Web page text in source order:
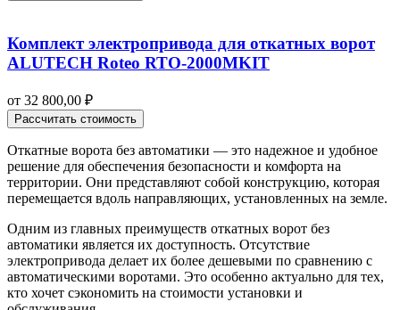
Комплект электропривода для откатных ворот
ALUTECH Roteo RTO-2000MKIT
от 32 800,00 ₽
Рассчитать стоимость
Откатные ворота без автоматики — это надежное и удобное
решение для обеспечения безопасности и комфорта на
территории. Они представляют собой конструкцию, которая
перемещается вдоль направляющих, установленных на земле.
Одним из главных преимуществ откатных ворот без
автоматики является их доступность. Отсутствие
электропривода делает их более дешевыми по сравнению с
автоматическими воротами. Это особенно актуально для тех,
кто хочет сэкономить на стоимости установки и